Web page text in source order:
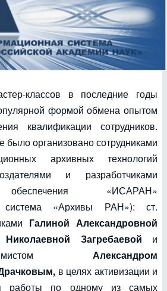
классов в последние годы
формой обмена опытом
квалификации сотрудников.
было организовано сотрудниками
архивных технологий
и разработчиками
обеспечения «ИСАРАН»
система «Архивы РАН»): ст.
Галиной Александровной
Загребаевой и
Александром
в целях активизации и
работы по одному из самых